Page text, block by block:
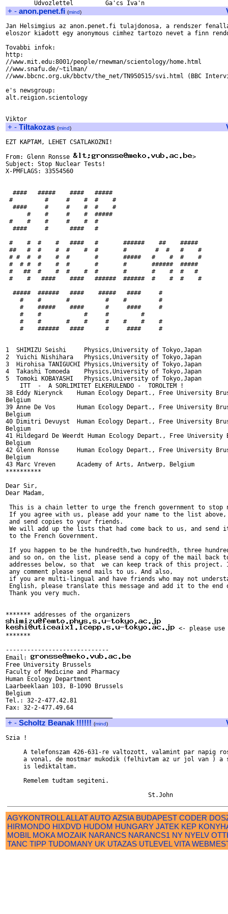
+ - anon.penet.fi (mind)
Jan Helsimgius az anon.penet.fi tulajdonosa, a rendszer
eloszor kiadott egy anonymous cimhez tartozo nevet a finn
Tovabbi infok:
http:
//www.mit.edu:8001/people/rnewman/scientology/home.html
//www.snafu.de/~tilman/
//www.bbcnc.org.uk/bbctv/the_net/TN950515/svi.html (BBC
e's newsgroup:
alt.reigion.scientology
+ - Tiltakozas (mind)
EZT KAPTAM, LEHET CSATLAKOZNI!
From: Glenn Ronsse
>
Subject: Stop Nuclear Tests!
X-PMFLAGS: 33554560
  ####   #####    ####   #####
#         #     #    #  #    #
  ####     #     #    #  #    #
      #    #     #    #  #####
#    #    #     #    #  #
  ####     #      ####   #
#    #  #    #   ####   #       ######    ##    #####
##   #  #    #  #    #  #       #        #  #   #    #
# #  #  #    #  #       #       #####   #    #  #    #
#  # #  #    #  #       #       #       ######  #####
#   ##  #    #  #    #  #       #       #    #  #   #
#    #   ####    ####   ######  ######  #    #  #    #
  #####  ######   ####    #####   ####     #
    #    #       #          #    #         #
    #    #####    ####      #     ####     #
    #    #            #     #         #
    #    #       #    #     #    #    #    #
    #    ######   ####      #     ####     #
1  SHIMIZU Seishi     Physics,University of Tokyo,Japan
2  Yuichi Nishihara   Physics,University of Tokyo,Japan
3  Hirohisa TANIGUCHI Physics,University of Tokyo,Japan
4  Takashi Tomoeda    Physics,University of Tokyo,Japan
5  Tomoki KOBAYASHI   Physics,University of Tokyo,Japan
    ITT  -  A SORLIMITET ELKERULENDO -  TOROLTEM !
38 Eddy Nierynck    Human Ecology Depart., Free University
Belgium
39 Anne De Vos      Human Ecology Depart., Free University
Belgium
40 Dimitri Devuyst  Human Ecology Depart., Free University
Belgium
41 Hildegard De Weerdt Human Ecology Depart., Free University
Belgium
42 Glenn Ronsse     Human Ecology Depart., Free University
Belgium
43 Marc Vreven      Academy of Arts, Antwerp, Belgium
**********
Dear Sir,
Dear Madam,
This is a chain letter to urge the french government to stop
If you agree with us, please add your name to the list above,
and send copies to your friends.
We will add up the lists that had come back to us, and send
to the French Government.
If you happen to be the hundredth,two hundredth, three
and so on, on the list, please send a copy of the mail back
addresses below, so that  we can keep track of this project.
any comment please send mails to us. And also,
if you are multi-lingual and have friends who may not
English, please translate this message and add it to the
Thank you very much.
<- please
*******
-----------------------------
Email:
Free University Brussels
Faculty of Medicine and Pharmacy
Human Ecology Department
Laarbeeklaan 103, B-1090 Brussels
Belgium
Tel.: 32-2-477.42.81
Fax: 32-2-477.49.64
+ - Scholtz Beanak !!!!!! (mind)
Szia !
A telefonszam 426-631-re valtozott, valamint par napig
a vonal, de mostmar mukodik (felhivtam az ur jol van ) a
     is lediktaltam.
     Remelem tudtam segiteni.
AGYKONTROLLALLATAUTO AZSIA BUDAPEST CODER
HIRMONDO HIXDVD HUDOM HUNGARY JATEK KEP
MOBIL MOKA MOZAIK NARANCS NARANCS1 NY NYELV
TANC TIPP TUDOMANY UK UTAZAS UTLEVEL VITA